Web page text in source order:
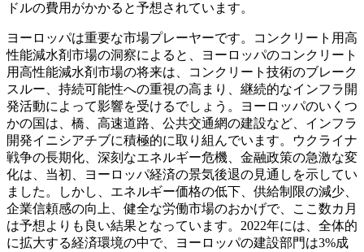
ドルの費用がかかると予想されています。
ヨーロッパは重要な市場プレーヤーです。コンクリート用高
性能減水剤市場の洞察によると、ヨーロッパのコンクリート
用高性能減水剤市場の将来は、コンクリート技術のブレーク
スルー、持続可能性への重視の高まり、継続的なインフラ開
発活動によって影響を受けるでしょう。ヨーロッパのいくつ
かの国は、橋、高速道路、公共交通網の建設など、インフラ
開発イニシアチブに積極的に取り組んでいます。ウクライナ
戦争の長期化、深刻なエネルギー危機、金融政策の急激な変
化は、当初、ヨーロッパ経済の景気後退の見通しを示してい
ました。しかし、エネルギー価格の低下、供給制限の減少、
企業信頼感の向上、健全な労働市場のおかげで、ここ数カ月
は予想よりも良い結果となっています。2022年には、全体的
に拡大する経済環境の中で、ヨーロッパの建設部門は3%成